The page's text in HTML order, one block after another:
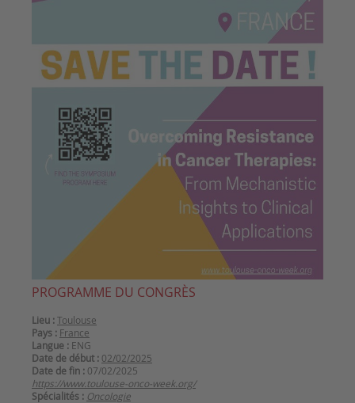
PROGRAMME DU CONGRÈS
Lieu :Toulouse
Pays : France
Langue : ENG
Date de début : 02/02/2025
Date de fin : 07/02/2025
https://www.toulouse-onco-week.org/
Spécialités : Oncologie